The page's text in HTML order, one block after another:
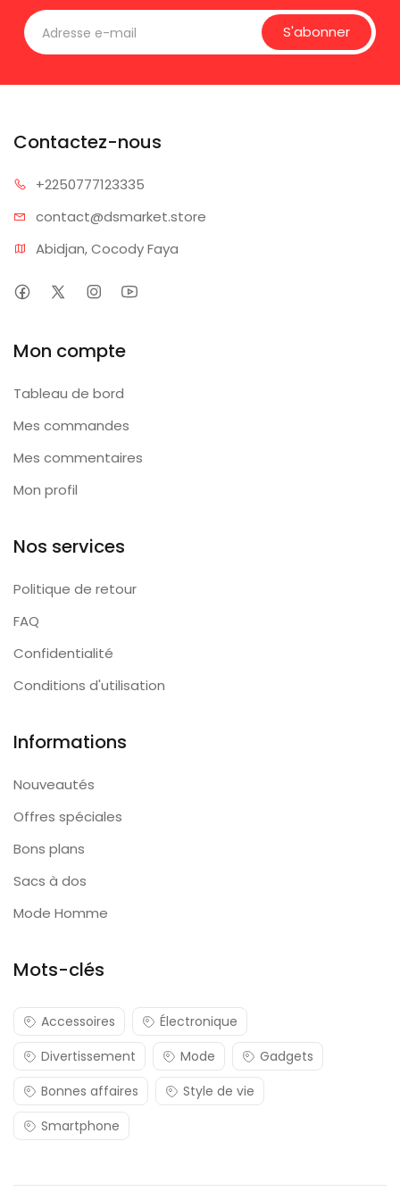
S'abonner
Contactez-nous
+2250777123335
contact@dsmarket.store
Abidjan, Cocody Faya
Mon compte
Tableau de bord
Mes commandes
Mes commentaires
Mon profil
Nos services
Politique de retour
FAQ
Confidentialité
Conditions d'utilisation
Informations
Nouveautés
Offres spéciales
Bons plans
Sacs à dos
Mode Homme
Mots-clés
Accessoires
Électronique
Divertissement
Mode
Gadgets
Bonnes affaires
Style de vie
Smartphone